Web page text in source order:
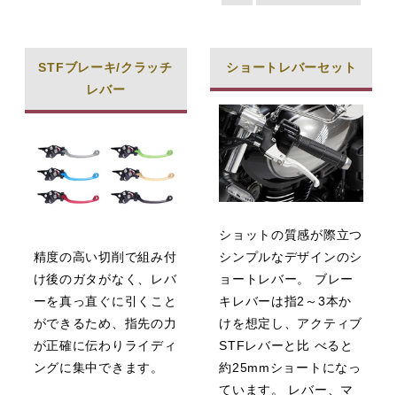
STFブレーキ/クラッチ
レバー
精度の高い切削で組み付
け後のガタがなく、レバ
ーを真っ直ぐに引くこと
ができるため、指先の力
が正確に伝わりライディ
ングに集中できます。
ショートレバーセット
ショットの質感が際立つ
シンプルなデザインのシ
ョートレバー。 ブレー
キレバーは指2～3本か
けを想定し、アクティブ
STFレバーと比 べると
約25mmショートになっ
ています。 レバー、マ